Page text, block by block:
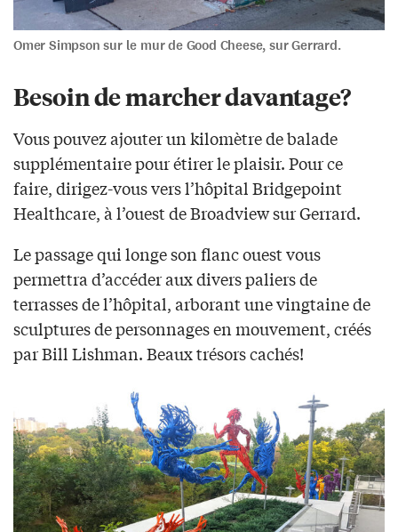
Omer Simpson sur le mur de Good Cheese, sur Gerrard.
Besoin de marcher davantage?
Vous pouvez ajouter un kilomètre de balade
supplémentaire pour étirer le plaisir. Pour ce
faire, dirigez-vous vers l’hôpital Bridgepoint
Healthcare, à l’ouest de Broadview sur Gerrard.
Le passage qui longe son flanc ouest vous
permettra d’accéder aux divers paliers de
terrasses de l’hôpital, arborant une vingtaine de
sculptures de personnages en mouvement, créés
par Bill Lishman. Beaux trésors cachés!